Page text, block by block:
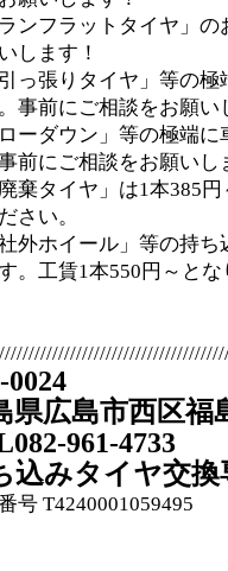
ンフラットタイヤ」
します！
っ張りタイヤ」等の
事前にご相談をお願い
ーダウン」等の極端
前にご相談をお願いし
棄タイヤ」は1本385
さい。
外ホイール」等の持
。工賃1本550円～とな
0024
県広島市西区福
961-4733
込みタイヤ交換
号 T4240001059495